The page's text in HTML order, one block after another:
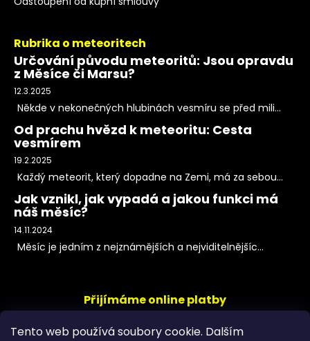
Tento web používá soubory cookie. Dalším
Rubrika o meteoritech
Určování původu meteoritů: Jsou opravdu
z Měsíce či Marsu?
12.3.2025
Někde v nekonečných hlubinách vesmíru se před mili...
Od prachu hvězd k meteoritu: Cesta
vesmírem
19.2.2025
Každý meteorit, který dopadne na Zemi, má za sebou...
Jak vznikl, jak vypadá a jakou funkci má
náš měsíc?
14.11.2024
Měsíc je jedním z nejznámějších a nejviditelnějšíc...
Přijímáme online platby